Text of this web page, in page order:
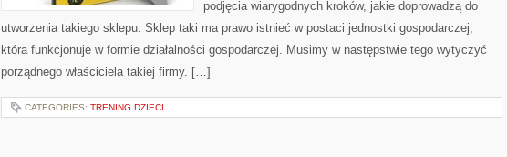
podjęcia wiarygodnych kroków, jakie doprowadzą do
utworzenia takiego sklepu. Sklep taki ma prawo istnieć w postaci jednostki gospodarczej,
która funkcjonuje w formie działalności gospodarczej. Musimy w następstwie tego wytyczyć
porządnego właściciela takiej firmy. […]
CATEGORIES: TRENING DZIECI